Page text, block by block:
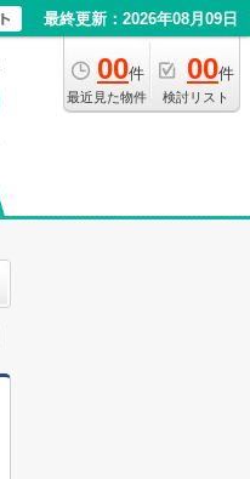
最終更新：2026年08月09日
00件
最近見た物件
00件
検討リスト